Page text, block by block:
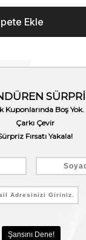
Bilgi Al